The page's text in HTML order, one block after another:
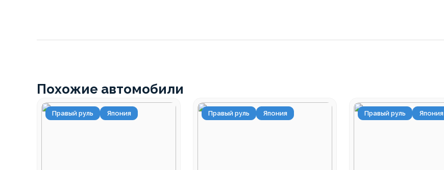
Похожие автомобили
Правый руль Япония Правый руль Япония Правый руль Япония